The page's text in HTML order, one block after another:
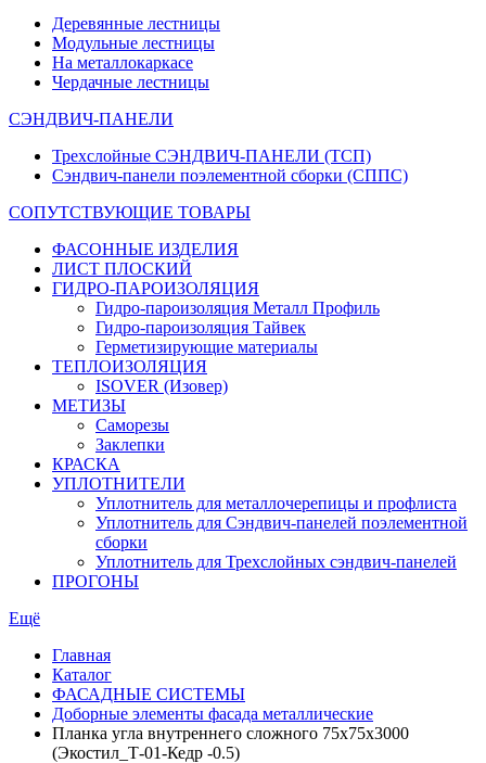
Деревянные лестницы
Модульные лестницы
На металлокаркасе
Чердачные лестницы
СЭНДВИЧ-ПАНЕЛИ
Трехслойные СЭНДВИЧ-ПАНЕЛИ (ТСП)
Сэндвич-панели поэлементной сборки (СППС)
СОПУТСТВУЮЩИЕ ТОВАРЫ
ФАСОННЫЕ ИЗДЕЛИЯ
ЛИСТ ПЛОСКИЙ
ГИДРО-ПАРОИЗОЛЯЦИЯ
Гидро-пароизоляция Металл Профиль
Гидро-пароизоляция Тайвек
Герметизирующие материалы
ТЕПЛОИЗОЛЯЦИЯ
ISOVER (Изовер)
МЕТИЗЫ
Саморезы
Заклепки
КРАСКА
УПЛОТНИТЕЛИ
Уплотнитель для металлочерепицы и профлиста
Уплотнитель для Сэндвич-панелей поэлементной
сборки
Уплотнитель для Трехслойных сэндвич-панелей
ПРОГОНЫ
Ещё
Главная
Каталог
ФАСАДНЫЕ СИСТЕМЫ
Доборные элементы фасада металлические
Планка угла внутреннего сложного 75х75х3000
(Экостил_Т-01-Кедр -0.5)